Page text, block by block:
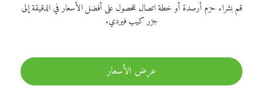
قم بشراء حزم أرصدة أو خطة اتصال للحصول على أفضل الأسعار في الدقيقة إلى
جزر كيب فيردي.
عرض الأسعار